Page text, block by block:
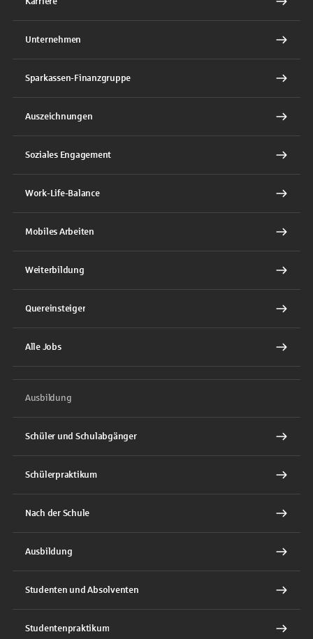
Unternehmen
Sparkassen-Finanzgruppe
Auszeichnungen
Soziales Engagement
Work-Life-Balance
Mobiles Arbeiten
Weiterbildung
Quereinsteiger
Alle Jobs
Ausbildung
Schüler und Schulabgänger
Schülerpraktikum
Nach der Schule
Ausbildung
Studenten und Absolventen
Studentenpraktikum